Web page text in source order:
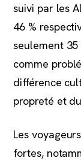
suivi par les
46 %
seulement
comme
différence
propreté et
Les
fortes,